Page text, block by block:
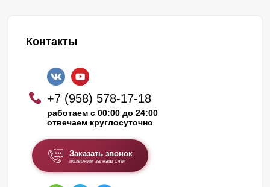
Контакты
+7 (958) 578-17-18
работаем с 00:00 до 24:00
отвечаем круглосуточно
Заказать звонок
позвоним за наш счет